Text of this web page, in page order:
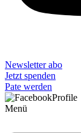
Newsletter abo
Jetzt spenden
Pate werden
Menü